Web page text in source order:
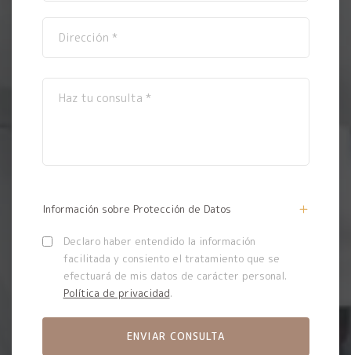
Información sobre Protección de Datos
Declaro haber entendido la información
facilitada y consiento el tratamiento que se
efectuará de mis datos de carácter personal.
Política de privacidad.